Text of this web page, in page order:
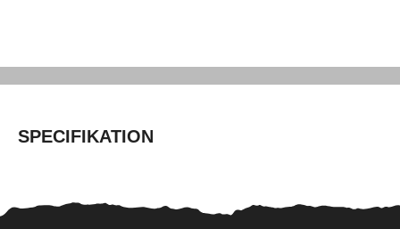
SPECIFIKATION